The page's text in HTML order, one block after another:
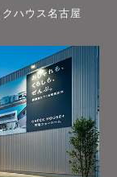
ハウス名古屋